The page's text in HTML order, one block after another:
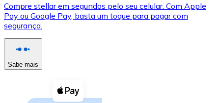
XRP
XRP
Ver tudo
Cupons cripto
Compre stellar em segundos pelo seu celular. Com Apple
Pay ou Google Pay, basta um toque para pagar com
segurança.
Sabe mais